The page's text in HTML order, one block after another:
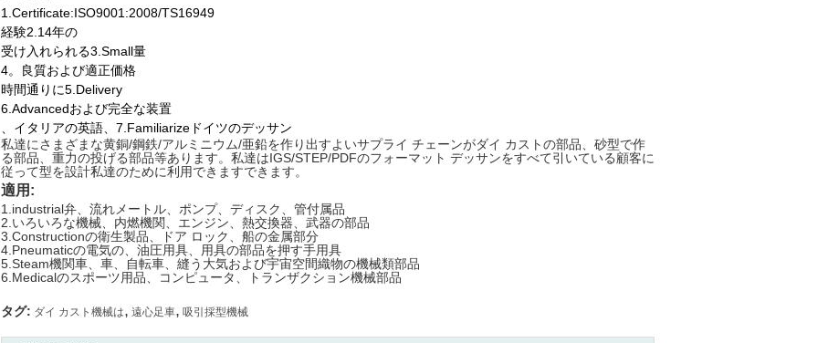
1.Certificate:ISO9001:2008/TS16949
経験2.14年の
受け入れられる3.Small量
4。良質および適正価格
時間通りに5.Delivery
6.Advancedおよび完全な装置
、イタリアの英語、7.Familiarizeドイツのデッサン
私達にさまざまな黄銅/鋼鉄/アルミニウム/亜鉛を作り出すよいサプライ チェーンがダイ カストの部品、砂型で作
る部品、重力の投げる部品等あります。私達はIGS/STEP/PDFのフォーマット デッサンをすべて引いている顧客に
従って型を設計私達のために利用できますできます。
適用:
1.industrial弁、流れメートル、ポンプ、ディスク、管付属品
2.いろいろな機械、内燃機関、エンジン、熱交換器、武器の部品
3.Constructionの衛生製品、ドア ロック、船の金属部分
4.Pneumaticの電気の、油圧用具、用具の部品を押す手用具
5.Steam機関車、車、自転車、縫う大気および宇宙空間織物の機械類部品
6.Medicalのスポーツ用品、コンピュータ、トランザクション機械部品
タグ: ダイ カスト機械は, 遠心足車, 吸引採型機械